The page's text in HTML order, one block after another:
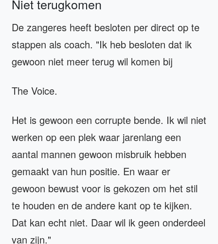
Niet terugkomen
De zangeres heeft besloten per direct op te
stappen als coach. "Ik heb besloten dat ik
gewoon niet meer terug wil komen bij
The Voice.
Het is gewoon een corrupte bende. Ik wil niet
werken op een plek waar jarenlang een
aantal mannen gewoon misbruik hebben
gemaakt van hun positie. En waar er
gewoon bewust voor is gekozen om het stil
te houden en de andere kant op te kijken.
Dat kan echt niet. Daar wil ik geen onderdeel
van zijn."